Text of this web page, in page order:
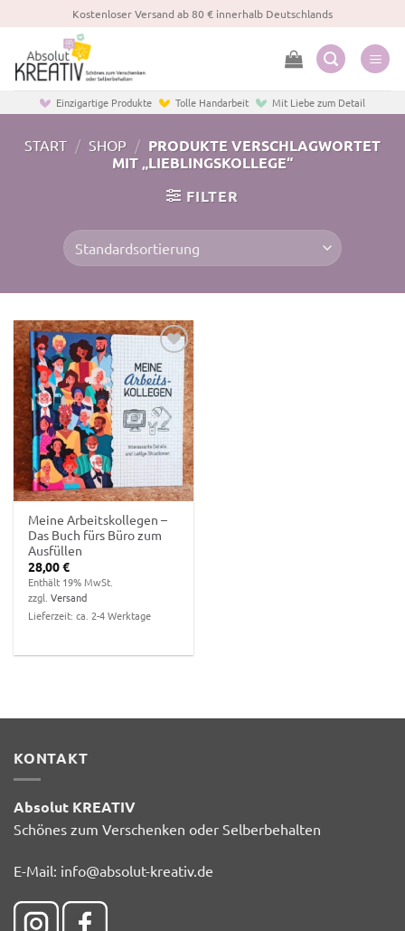
Inhalt
springen
Kostenloser Versand ab 80 € innerhalb Deutschlands
Einzigartige Produkte Tolle Handarbeit Mit Liebe zum Detail
START / SHOP / PRODUKTE VERSCHLAGWORTET
MIT „LIEBLINGSKOLLEGE“
FILTER
Zur
Wunschliste
hinzufügen
Meine Arbeitskollegen –
Das Buch fürs Büro zum
Ausfüllen
28,00€
Enthält 19% MwSt.
zzgl.Versand
Lieferzeit: ca. 2-4 Werktage
KONTAKT
Absolut KREATIV
Schönes zum Verschenken oder Selberbehalten
E-Mail: info@absolut-kreativ.de